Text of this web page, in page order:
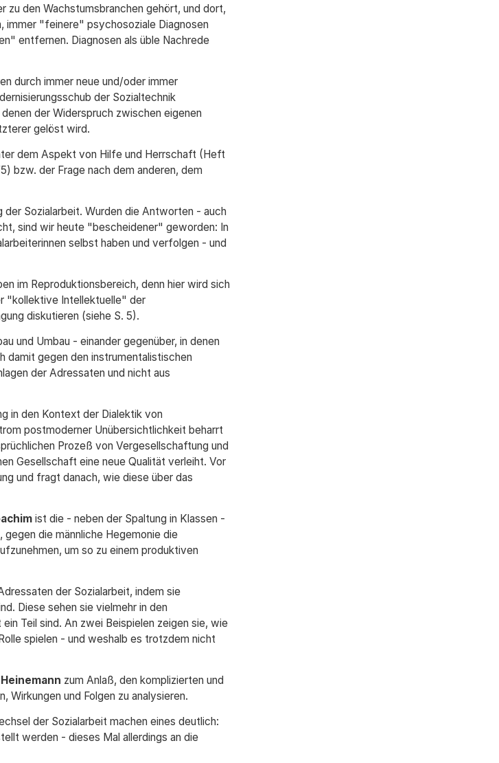
den Wachstumsbranchen gehört, und dort,
immer "feinere" psychosoziale Diagnosen
entfernen. Diagnosen als üble Nachrede
durch immer neue und/oder immer
der Sozialtechnik
der Widerspruch zwischen eigenen
gelöst wird.
dem Aspekt von Hilfe und Herrschaft (Heft
bzw. der Frage nach dem anderen, dem
Sozialarbeit. Wurden die Antworten - auch
sind wir heute "bescheidener" geworden: In
selbst haben und verfolgen - und
im Reproduktionsbereich, denn hier wird sich
"kollektive Intellektuelle" der
diskutieren (siehe S. 5).
und Umbau - einander gegenüber, in denen
damit gegen den instrumentalistischen
der Adressaten und nicht aus
in den Kontext der Dialektik von
postmoderner Unübersichtlichkeit beharrt
Prozeß von Vergesellschaftung und
Gesellschaft eine neue Qualität verleiht. Vor
und fragt danach, wie diese über das
ist die - neben der Spaltung in Klassen -
die männliche Hegemonie die
um so zu einem produktiven
der Sozialarbeit, indem sie
Diese sehen sie vielmehr in den
Teil sind. An zwei Beispielen zeigen sie, wie
spielen - und weshalb es trotzdem nicht
zum Anlaß, den komplizierten und
Wirkungen und Folgen zu analysieren.
der Sozialarbeit machen eines deutlich:
werden - dieses Mal allerdings an die